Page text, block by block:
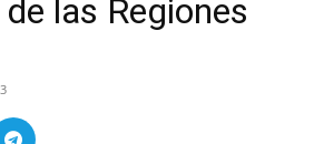
las Regiones